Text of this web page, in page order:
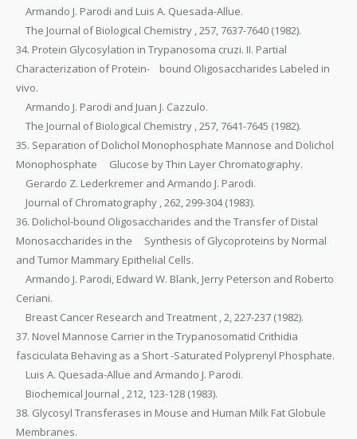
Armando J. Parodi and Luis A. Quesada-Allue.
The Journal of Biological Chemistry , 257, 7637-7640 (1982).
34. Protein Glycosylation in Trypanosoma cruzi. II. Partial
Characterization of Protein- bound Oligosaccharides Labeled in
vivo.
Armando J. Parodi and Juan J. Cazzulo.
The Journal of Biological Chemistry , 257, 7641-7645 (1982).
35. Separation of Dolichol Monophosphate Mannose and Dolichol
Monophosphate Glucose by Thin Layer Chromatography.
Gerardo Z. Lederkremer and Armando J. Parodi.
Journal of Chromatography , 262, 299-304 (1983).
36. Dolichol-bound Oligosaccharides and the Transfer of Distal
Monosaccharides in the Synthesis of Glycoproteins by Normal
and Tumor Mammary Epithelial Cells.
Armando J. Parodi, Edward W. Blank, Jerry Peterson and Roberto
Ceriani.
Breast Cancer Research and Treatment , 2, 227-237 (1982).
37. Novel Mannose Carrier in the Trypanosomatid Crithidia
fasciculata Behaving as a Short -Saturated Polyprenyl Phosphate.
Luis A. Quesada-Allue and Armando J. Parodi.
Biochemical Journal , 212, 123-128 (1983).
38. Glycosyl Transferases in Mouse and Human Milk Fat Globule
Membranes.